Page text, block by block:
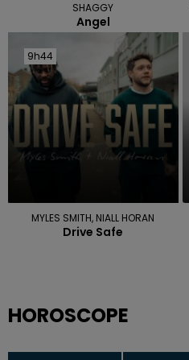
SHAGGY
Angel
9h44
9h44
MYLES SMITH, NIALL HORAN
Drive Safe
HOROSCOPE